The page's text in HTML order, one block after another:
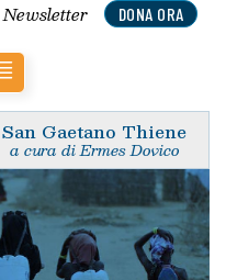
DONA ORA
Newsletter
San Gaetano Thiene
a cura di Ermes Dovico